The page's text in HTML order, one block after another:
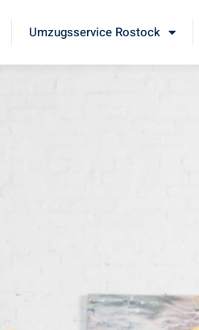
Umzugsservice Rostock